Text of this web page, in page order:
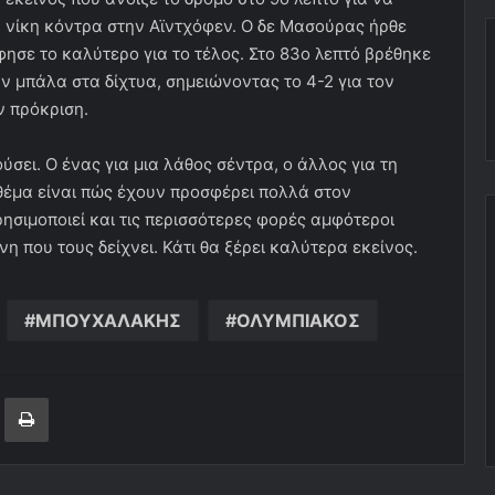
κόντρα στην Αϊντχόφεν. Ο δε Μασούρας ήρθε
το καλύτερο για το τέλος. Στο 83ο λεπτό βρέθηκε
μπάλα στα δίχτυα, σημειώνοντας το 4-2 για τον
πρόκριση.
Ο ένας για μια λάθος σέντρα, ο άλλος για τη
είναι πώς έχουν προσφέρει πολλά στον
και τις περισσότερες φορές αμφότεροι
που τους δείχνει. Κάτι θα ξέρει καλύτερα εκείνος.
ΜΠΟΥΧΑΛΑΚΗΣ ΟΛΥΜΠΙΑΚΟΣ
μέσω ηλεκτρονικού ταχυδρομείου
Εκτύπωση